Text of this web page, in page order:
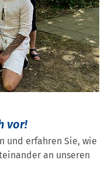
vor!
und erfahren Sie, wie
an unseren